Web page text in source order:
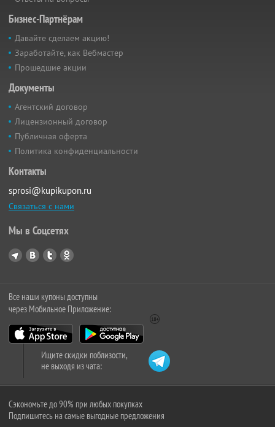
Бизнес-Партнёрам
Давайте сделаем акцию!
Заработайте, как Вебмастер
Прошедшие акции
Документы
Агентский договор
Лицензионный договор
Публичная оферта
Политика конфиденциальности
Контакты
sprosi@kupikupon.ru
Связаться с нами
Мы в Соцсетях
Все наши купоны доступны
через Мобильное Приложение:
Ищите скидки поблизости,
не выходя из чата:
Сэкономьте до 90% при любых покупках
Подпишитесь на самые выгодные предложения